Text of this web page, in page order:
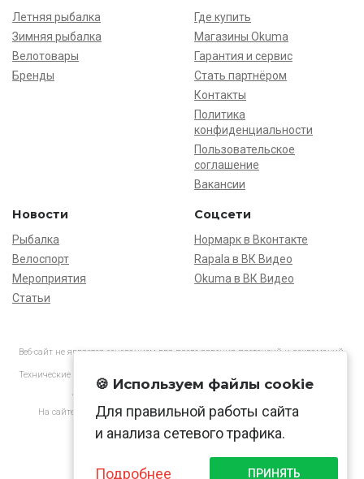
Летняя рыбалка
Зимняя рыбалка
Велотовары
Бренды
Где купить
Магазины Okuma
Гарантия и сервис
Стать партнёром
Контакты
Политика
конфиденциальности
Пользовательское
соглашение
Вакансии
Новости
Рыбалка
Велоспорт
Мероприятия
Статьи
Соцсети
Нормарк в Вконтакте
Rapala в ВК Видео
Okuma в ВК Видео
Веб-сайт не является основанием для предъявления претензий и рекламаций,
Технические характеристики товаров могут отличаться от указанных на сайте.
АО «Нормарк» ИНН 7728172512 ОГРН 1037739603505
На сайте применяютсярекомендательные технологиив соответствии
🍪 Используем файлы cookie
Для правильной работы сайта
и анализа сетевого трафика.
Подробнее ПРИНЯТЬ